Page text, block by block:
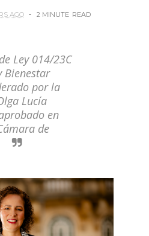
AGO 2 MINUTE READ
Ley 014/23C
Bienestar
por la
Lucía
en
de